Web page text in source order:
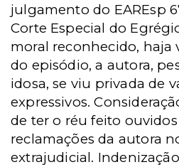
julgamento do EAREsp
Corte Especial do
moral reconhecido, haja
do episódio, a autora,
idosa, se viu privada de
expressivos.
de ter o réu feito
reclamações da autora
extrajudicial.